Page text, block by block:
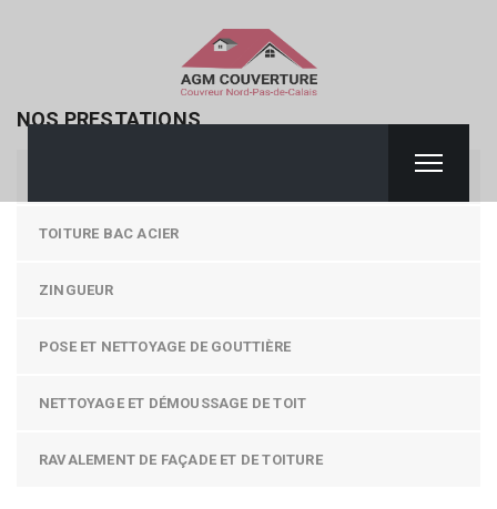
NOS PRESTATIONS
TOITURE BAC ACIER
ZINGUEUR
POSE ET NETTOYAGE DE GOUTTIÈRE
NETTOYAGE ET DÉMOUSSAGE DE TOIT
RAVALEMENT DE FAÇADE ET DE TOITURE